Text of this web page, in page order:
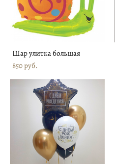
Шар улитка большая
850 pуб.